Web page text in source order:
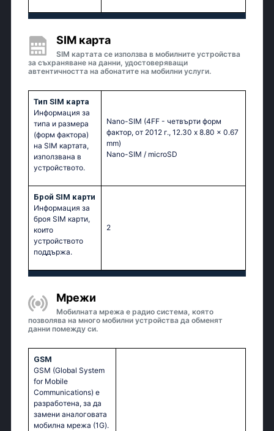
SIM карта
SIM картата се използва в мобилните устройства
за съхраняване на данни, удостоверяващи
автентичността на абонатите на мобилни услуги.
Тип SIM карта
Информация за
типа и размера
(форм фактора)
на SIM картата,
използвана в
устройството.
Nano-SIM (4FF - четвърти форм
фактор, от 2012 г., 12.30 x 8.80 x 0.67
mm)
Nano-SIM / microSD
Брой SIM карти
Информация за
броя SIM карти,
които
устройството
поддържа.
2
Мрежи
Мобилната мрежа е радио система, която
позволява на много мобилни устройства да обменят
данни помежду си.
GSM
GSM (Global System
for Mobile
Communications) е
разработена, за да
замени аналоговата
мобилна мрежа (1G).